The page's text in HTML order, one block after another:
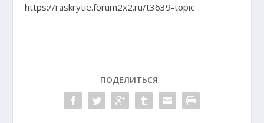
https://raskrytie.forum2x2.ru/t3639-topic
ПОДЕЛИТЬСЯ